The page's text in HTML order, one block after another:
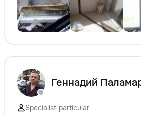
Геннадий
Specialist particular